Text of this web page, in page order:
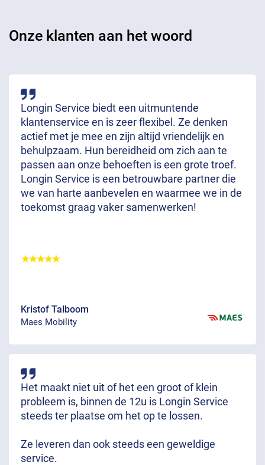
Onze klanten aan het woord
Longin Service biedt een uitmuntende
klantenservice en is zeer flexibel. Ze denken
actief met je mee en zijn altijd vriendelijk en
behulpzaam. Hun bereidheid om zich aan te
passen aan onze behoeften is een grote troef.
Longin Service is een betrouwbare partner die
we van harte aanbevelen en waarmee we in de
toekomst graag vaker samenwerken!
Kristof Talboom
Maes Mobility
Het maakt niet uit of het een groot of klein
probleem is, binnen de 12u is Longin Service
steeds ter plaatse om het op te lossen.
Ze leveren dan ook steeds een geweldige
service.